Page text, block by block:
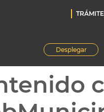
Desplegar